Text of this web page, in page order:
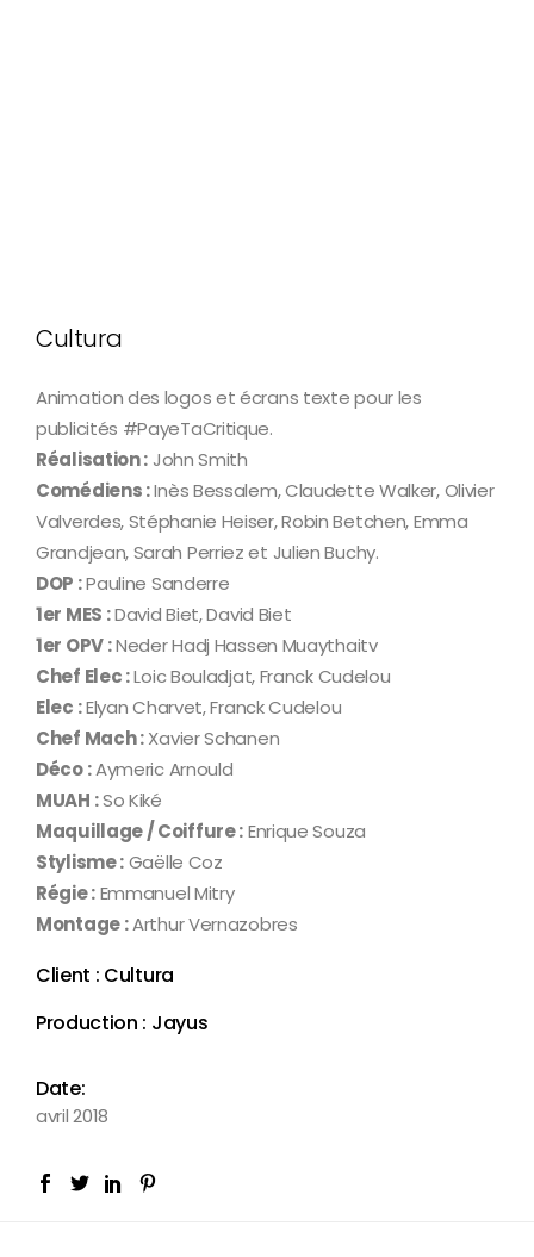
Cultura
Animation des logos et écrans texte pour les
publicités #PayeTaCritique.
Réalisation : John Smith
Comédiens :Inès Bessalem, Claudette Walker, Olivier
Valverdes, Stéphanie Heiser, Robin Betchen, Emma
Grandjean, Sarah Perriez et Julien Buchy.
DOP :Pauline Sanderre
1er MES :David Biet, David Biet
1er OPV :Neder Hadj Hassen Muaythaitv
Chef Elec :Loic Bouladjat, Franck Cudelou
Elec :Elyan Charvet, Franck Cudelou
Chef Mach :Xavier Schanen
Déco :Aymeric Arnould
MUAH :So Kiké
Maquillage / Coiffure :Enrique Souza
Stylisme :Gaëlle Coz
Régie :Emmanuel Mitry
Montage :Arthur Vernazobres
Client : Cultura
Production : Jayus
Date:
avril 2018